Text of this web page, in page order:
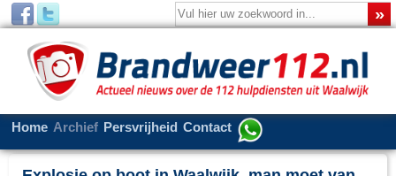
Home Archief Persvrijheid Contact